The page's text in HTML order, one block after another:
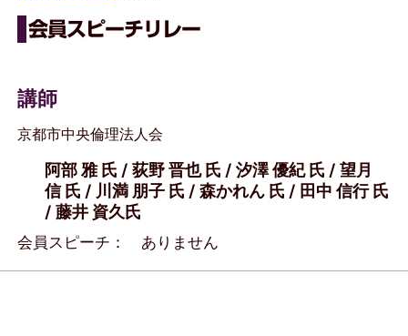
会員スピーチリレー
講師
京都市中央倫理法人会
阿部 雅 氏 / 荻野 晋也 氏 / 汐澤 優紀 氏 / 望月
信 氏 / 川満 朋子 氏 / 森かれん 氏 / 田中 信行 氏
/ 藤井 資久氏
会員スピーチ： ありません